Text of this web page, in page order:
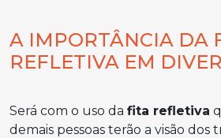
A IMPORTÂNCIA DA
REFLETIVA EM
Será com o uso da fita refletiva
demais pessoas terão a visão dos